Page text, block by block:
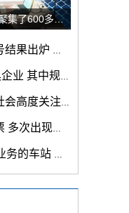
深圳市聚集了600多家优质家具企业 其中规模以上企业占比90%
12月9日起选房
上企业占比90%
强化充电安全监管
茜靖、罗蕊掉木
车站将达280个